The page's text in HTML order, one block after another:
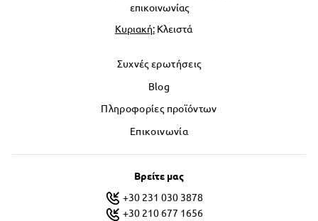
επικοινωνίας
Κυριακή: Κλειστά
Συχνές ερωτήσεις
Blog
Πληροφορίες προϊόντων
Επικοινωνία
Βρείτε μας
+30 231 030 3878
+30 210 677 1656